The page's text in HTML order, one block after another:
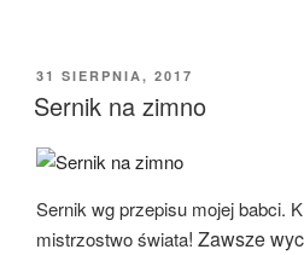
OPUBLIKOWANE
W
31 SIERPNIA, 2017
Sernik na zimno
Sernik wg przepisu mojej babci.
mistrzostwo świata! Zawsze